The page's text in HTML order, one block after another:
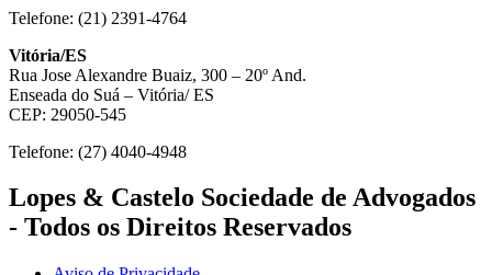
Telefone: (21) 2391-4764
Vitória/ES
Rua Jose Alexandre Buaiz, 300 – 20º And.
Enseada do Suá – Vitória/ ES
CEP: 29050-545
Telefone: (27) 4040-4948
Lopes & Castelo Sociedade de Advogados
- Todos os Direitos Reservados